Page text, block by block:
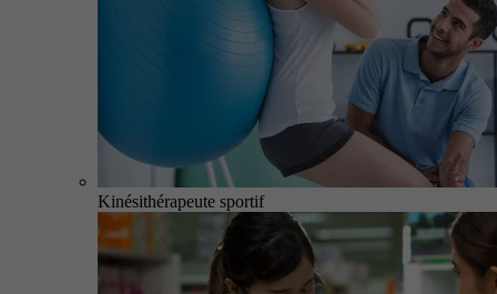
Kinésithérapeute sportif